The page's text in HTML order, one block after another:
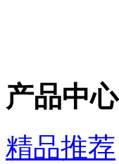
产品中心
精品推荐